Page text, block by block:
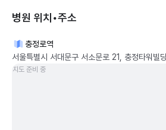
병원 위치•주소
충정로역
서울특별시 서대문구 서소문로 21, 충정타워빌
지도 준비 중